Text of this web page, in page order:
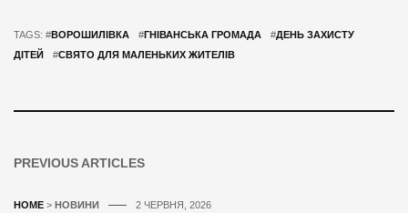
TAGS: #ВОРОШИЛІВКА #ГНІВАНСЬКА ГРОМАДА #ДЕНЬ ЗАХИСТУ
ДІТЕЙ
#СВЯТО ДЛЯ МАЛЕНЬКИХ ЖИТЕЛІВ
PREVIOUS ARTICLES
HOME > НОВИНИ 2 ЧЕРВНЯ, 2026